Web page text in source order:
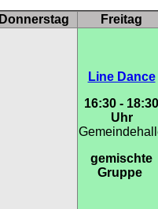
Donnerstag Freitag
Line Dance
16:30 - 18:30
Uhr
gemischte
Gruppe